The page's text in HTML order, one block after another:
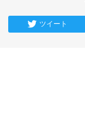
ツイート